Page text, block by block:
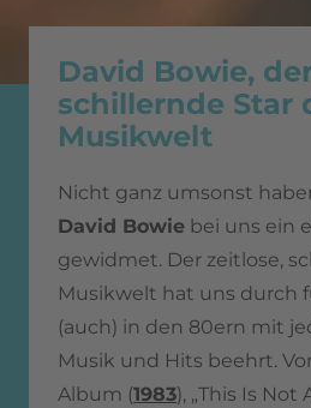
David Bowie,
schillernde Star
Musikwelt
Nicht ganz umsonst
David Bowie bei uns ein
gewidmet. Der zeitlose,
Musikwelt hat uns durch
(auch) in den 80ern mit
Musik und Hits beehrt.
Album (1983), „This Is Not